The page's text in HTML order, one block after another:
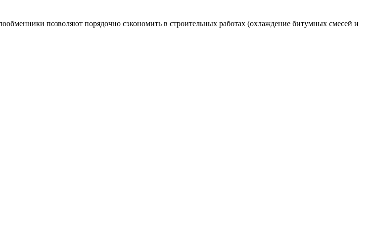
позволяют порядочно сэкономить в строительных работах (охлаждение битумных смесей и